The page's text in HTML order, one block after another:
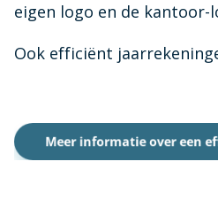
eigen logo en de kantoor-
Ook efficiënt